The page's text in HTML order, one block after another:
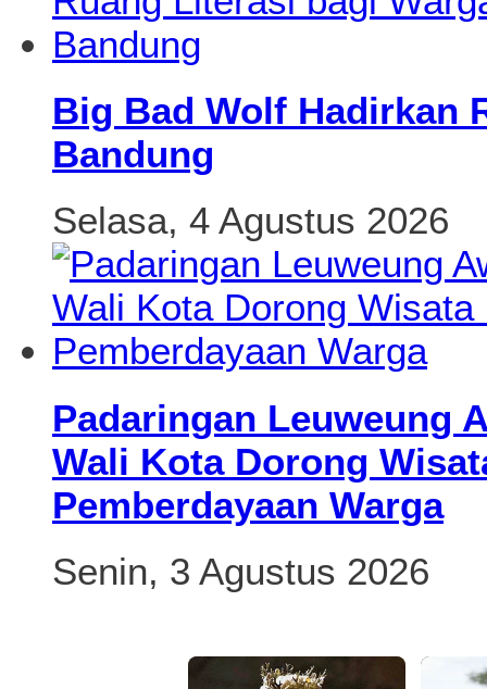
Big Bad Wolf Hadirkan
Bandung
Selasa, 4 Agustus 2026
Padaringan Leuweung
Wali Kota Dorong
Pemberdayaan Warga
Senin, 3 Agustus 2026